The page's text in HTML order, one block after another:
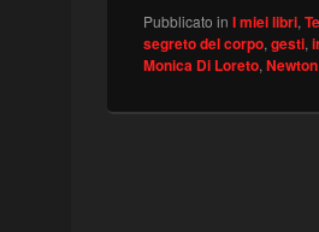
Pubblicato in I miei libri,
segreto del corpo, gesti,
Monica Di Loreto,